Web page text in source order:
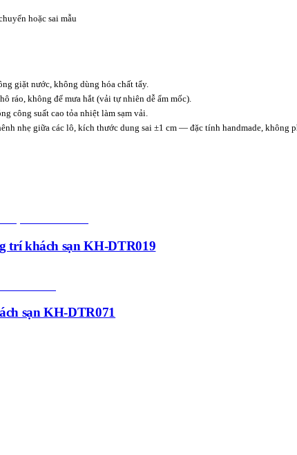
hoặc sai mẫu
giặt nước, không dùng hóa chất tẩy.
ráo, không để mưa hắt (vải tự nhiên dễ ẩm mốc).
công suất cao tỏa nhiệt làm sạm vải.
nhẹ giữa các lô, kích thước dung sai ±1 cm — đặc tính handmade, không
trí khách sạn KH-DTR019
sạn KH-DTR071